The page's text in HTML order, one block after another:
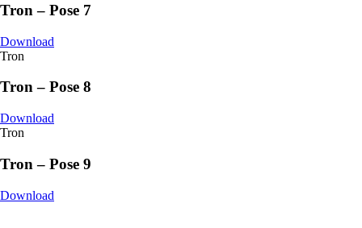
Tron – Pose 7
Download
Tron
Tron – Pose 8
Download
Tron
Tron – Pose 9
Download